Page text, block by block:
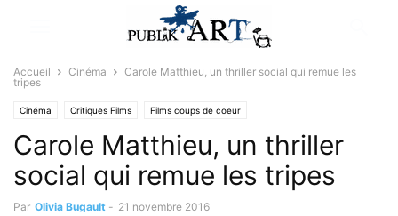
Accueil Cinéma
Carole Matthieu, un thriller social qui remue les
tripes
Cinéma Critiques Films Films coups de coeur
Carole Matthieu, un thriller
social qui remue les tripes
Par Olivia Bugault - 21 novembre 2016